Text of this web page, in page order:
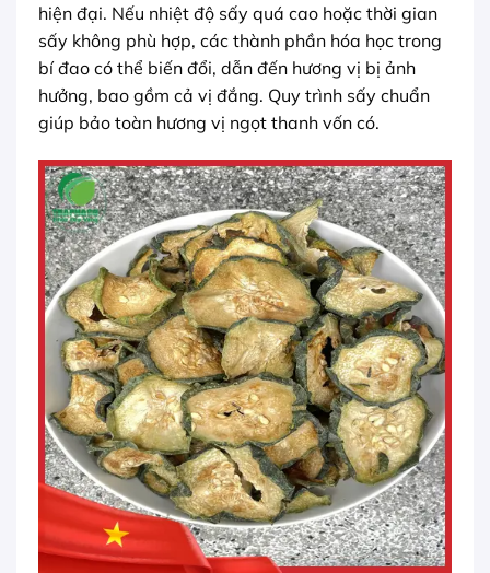
hiện đại. Nếu nhiệt độ sấy quá cao hoặc thời gian
sấy không phù hợp, các thành phần hóa học trong
bí đao có thể biến đổi, dẫn đến hương vị bị ảnh
hưởng, bao gồm cả vị đắng. Quy trình sấy chuẩn
giúp bảo toàn hương vị ngọt thanh vốn có.